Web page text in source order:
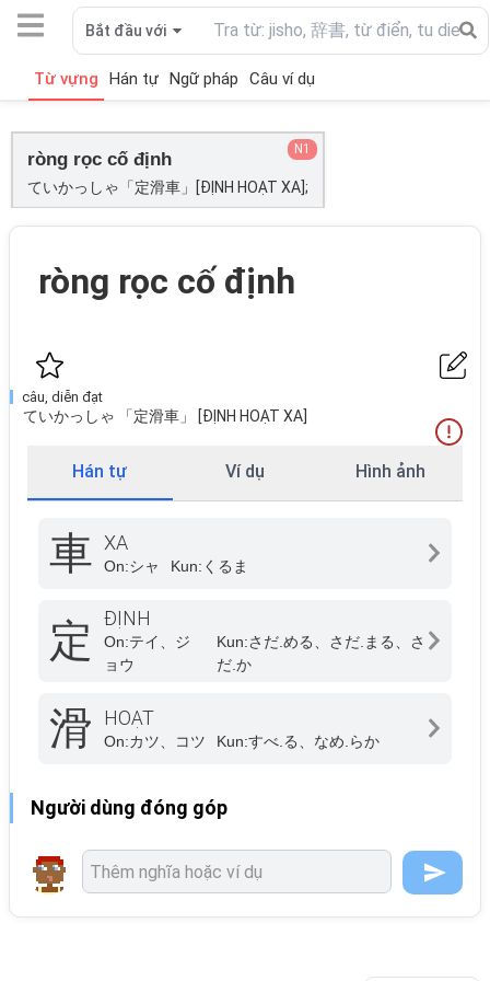
Bắt đầu với
Từ vựng Hán tự Ngữ pháp Câu ví dụ
ròng rọc cố định
ていかっしゃ「定滑車」[ĐỊNH HOẠT XA];
N1
ròng rọc cố định
câu, diễn đạt
ていかっしゃ 「定滑車」 [ĐỊNH HOẠT XA]
Hán tự Ví dụ Hình ảnh
車 XA
On:シャ Kun: くるま
定 ĐỊNH
On:テイ、ジ
ョウ
Kun:さだ.める、さだ.まる、さ
だ.か
滑 HOẠT
On:カツ、コツ Kun:すべ.る、なめ.らか
Người dùng đóng góp